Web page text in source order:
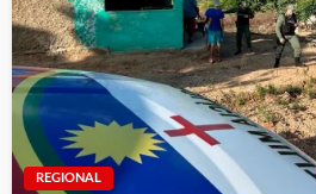
REGIONAL